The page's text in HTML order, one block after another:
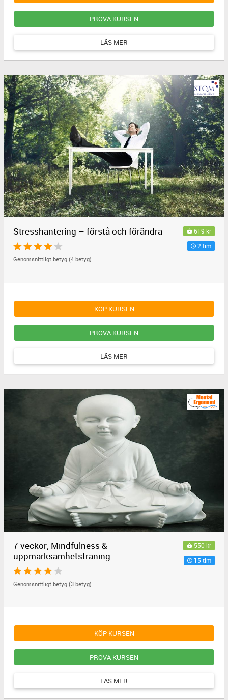
PROVA KURSEN
LÄS MER
619 kr
2 tim
Stresshantering – förstå och förändra
Genomsnittligt betyg (4 betyg)
KÖP KURSEN
PROVA KURSEN
LÄS MER
550 kr
15 tim
7 veckor; Mindfulness &
uppmärksamhetsträning
Genomsnittligt betyg (3 betyg)
KÖP KURSEN
PROVA KURSEN
LÄS MER